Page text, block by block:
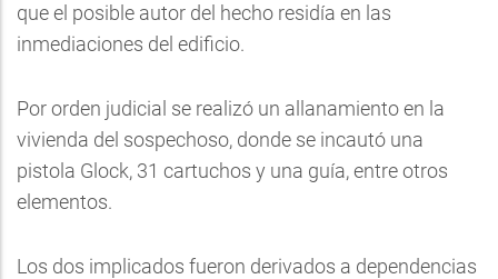
que el posible autor del hecho residía en las
inmediaciones del edificio.
Por orden judicial se realizó un allanamiento en la
vivienda del sospechoso, donde se incautó una
pistola Glock, 31 cartuchos y una guía, entre otros
elementos.
Los dos implicados fueron derivados a dependencias